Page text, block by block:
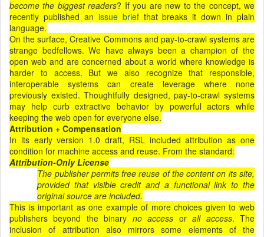
become the biggest readers? If you are new to the concept, we
recently published an issue brief that breaks it down in plain
language.
On the surface, Creative Commons and pay-to-crawl systems are
strange bedfellows. We have always been a champion of the
open web and are concerned about a world where knowledge is
harder to access. But we also recognize that responsible,
interoperable systems can create leverage where none
previously existed. Thoughtfully designed, pay-to-crawl systems
may help curb extractive behavior by powerful actors while
keeping the web open for everyone else.
Attribution + Compensation
In its early version 1.0 draft, RSL included attribution as one
condition for machine access and reuse. From the standard:
Attribution-Only License
The publisher permits free reuse of the content on its site,
provided that visible credit and a functional link to the
original source are included.
This is important as one example of more choices given to web
publishers beyond the binary no access orall access. The
inclusion of attribution also mirrors some elements of the